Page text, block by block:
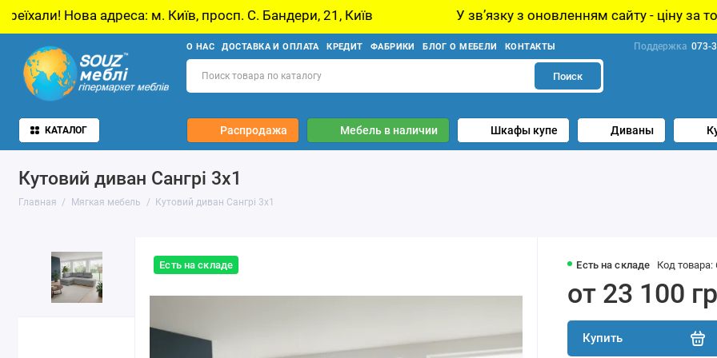
адреса: м. Київ, просп. С. Бандери, 21, Київ У звʼязку з оновленням сайту - ціну за товар
О НАС ДОСТАВКА И ОПЛАТА КРЕДИТ ФАБРИКИ БЛОГ О МЕБЕЛИ КОНТАКТЫ Поддержка 073-
Поиск
КАТАЛОГ Распродажа Мебель в наличии Шкафы купе Диваны
Кутовий диван Сангрі 3х1
Главная Мягкая мебель Кутовий диван Сангрі 3х1
Есть на складе Есть на складе Код товара:
от 23 100
Купить